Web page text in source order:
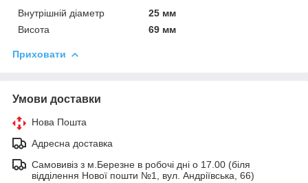
Внутрішній діаметр
25 мм
Висота
69 мм
Приховати
Умови доставки
Нова Пошта
Адресна доставка
Самовивіз з м.Березне в робочі дні о 17.00 (біля
відділення Нової пошти №1, вул. Андріївська, 66)